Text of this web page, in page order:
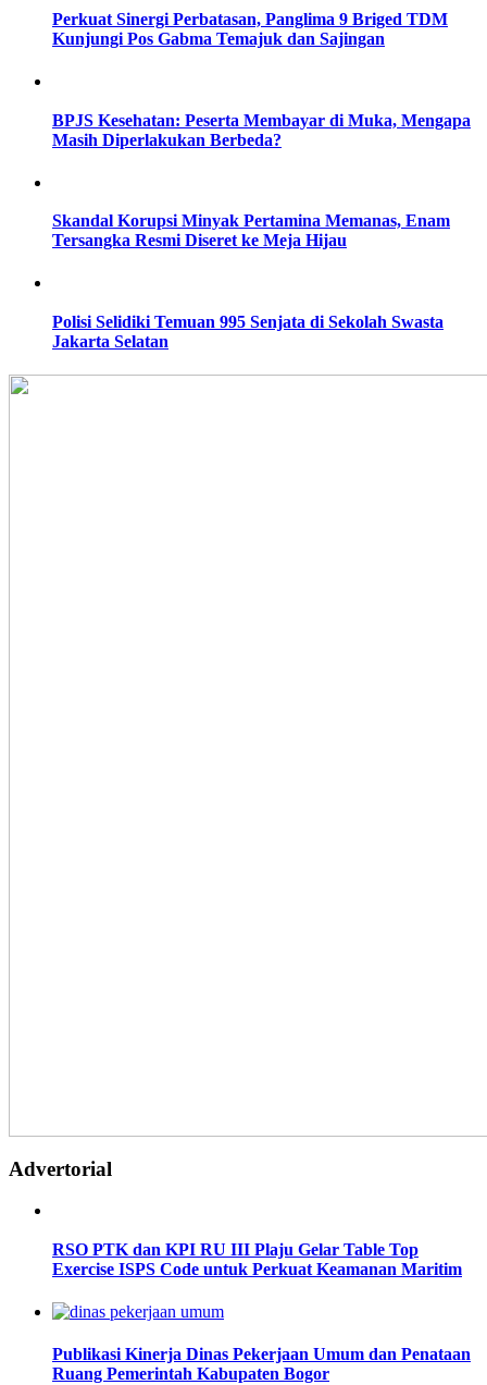
Perkuat Sinergi Perbatasan, Panglima 9 Briged TDM
Kunjungi Pos Gabma Temajuk dan Sajingan
BPJS Kesehatan: Peserta Membayar di Muka, Mengapa
Masih Diperlakukan Berbeda?
Skandal Korupsi Minyak Pertamina Memanas, Enam
Tersangka Resmi Diseret ke Meja Hijau
Polisi Selidiki Temuan 995 Senjata di Sekolah Swasta
Jakarta Selatan
Advertorial
RSO PTK dan KPI RU III Plaju Gelar Table Top
Exercise ISPS Code untuk Perkuat Keamanan Maritim
Publikasi Kinerja Dinas Pekerjaan Umum dan Penataan
Ruang Pemerintah Kabupaten Bogor